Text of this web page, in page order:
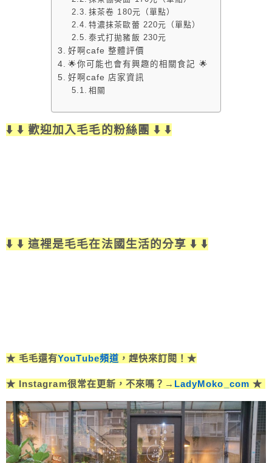
抹茶卷 180元（單點）
特濃抹茶歐蕾 220元（單點）
泰式打拋豬飯 230元
好啊cafe 整體評價
🌟你可能也會有興趣的相關食記 🌟
好啊cafe 店家資訊
相關
⬇️ ⬇️ 歡迎加入毛毛的粉絲團 ⬇️ ⬇️
⬇️ ⬇️ 這裡是毛毛在法國生活的分享 ⬇️ ⬇️
★ 毛毛還有YouTube頻道 ，趕快來訂閱！★
★ Instagram很常在更新，不來嗎？→ LadyMoko_com ★